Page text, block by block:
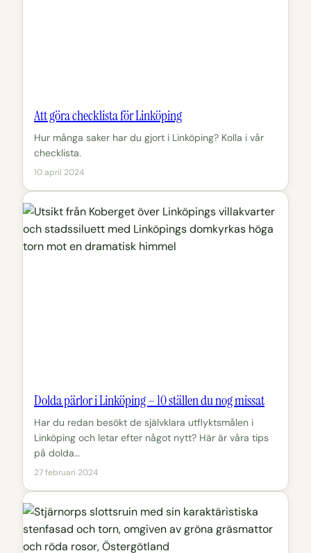
Att göra checklista för Linköping
Hur många saker har du gjort i Linköping? Kolla i vår
checklista.
10 april 2024
Dolda pärlor i Linköping – 10 ställen du nog missat
Har du redan besökt de självklara utflyktsmålen i
Linköping och letar efter något nytt? Här är våra tips
på dolda…
27 februari 2024